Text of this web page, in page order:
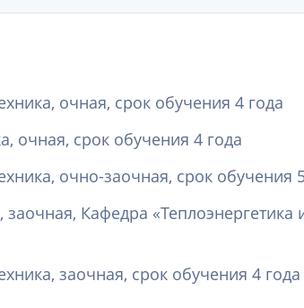
очная, срок обучения 4 года
очная, срок обучения 4 года
очно-заочная, срок обучения
заочная, Кафедра
заочная, срок обучения 4